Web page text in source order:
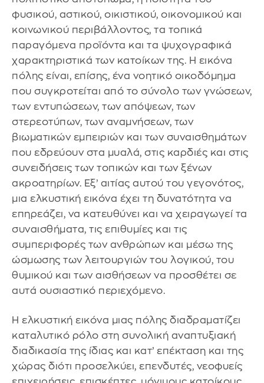
φυσικού, αστικού, οικιστικού, οικονομικού και
κοινωνικού περιβάλλοντος, τα τοπικά
παραγόμενα προϊόντα και τα ψυχογραφικά
χαρακτηριστικά των κατοίκων της. Η εικόνα
πόλης είναι, επίσης, ένα νοητικό οικοδόμημα
που συγκροτείται από το σύνολο των γνώσεων,
των εντυπώσεων, των απόψεων, των
στερεοτύπων, των αναμνήσεων, των
βιωματικών εμπειριών και των συναισθημάτων
που εδρεύουν στα μυαλά, στις καρδιές και στις
συνειδήσεις των τοπικών και των ξένων
ακροατηρίων. Εξ’ αιτίας αυτού του γεγονότος,
μια ελκυστική εικόνα έχει τη δυνατότητα να
επηρεάζει, να κατευθύνει και να χειραγωγεί τα
συναισθήματα, τις επιθυμίες και τις
συμπεριφορές των ανθρώπων και μέσω της
ώσμωσης των λειτουργιών του λογικού, του
θυμικού και των αισθήσεων να προσθέτει σε
αυτά ουσιαστικό περιεχόμενο.
Η ελκυστική εικόνα μιας πόλης διαδραματίζει
καταλυτικό ρόλο στη συνολική αναπτυξιακή
διαδικασία της ίδιας και κατ’ επέκταση και της
χώρας διότι προσελκύει, επενδυτές, νεοφυείς